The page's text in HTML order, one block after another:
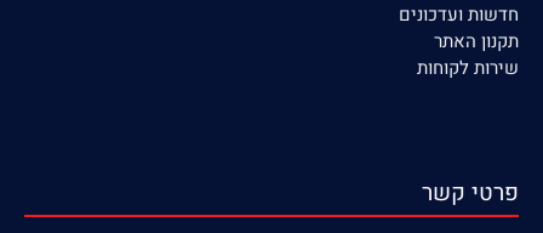
חדשות ועדכונים
תקנון האתר
שירות לקוחות
פרטי קשר